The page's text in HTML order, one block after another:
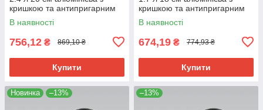
кришкою та антипригарним
покриттям
В наявності
756,12 ₴ 869,10 ₴
Купити
кришкою та антипригарним
покриттям
В наявності
674,19 ₴ 774,93 ₴
Купити
Новинка –13% –13%